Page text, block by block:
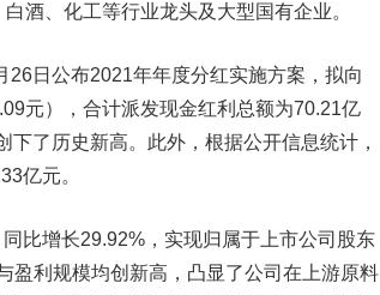
酒、化工等行业龙头及大型国有企业。
日公布2021年年度分红实施方案，拟向
元），合计派发现金红利总额为70.21亿
了历史新高。此外，根据公开信息统计，
亿元。
增长29.92%，实现归属于上市公司股东
盈利规模均创新高，凸显了公司在上游原料